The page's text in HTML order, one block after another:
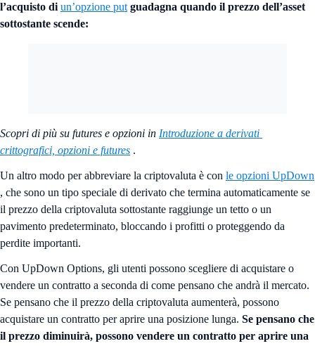
l’acquisto di un’opzione put guadagna quando il prezzo dell’asset
sottostante scende:
Scopri di più su futures e opzioni in Introduzione a derivati ​​
crittografici, opzioni e futures .
Un altro modo per abbreviare la criptovaluta è con le opzioni UpDown
, che sono un tipo speciale di derivato che termina automaticamente se
il prezzo della criptovaluta sottostante raggiunge un tetto o un
pavimento predeterminato, bloccando i profitti o proteggendo da
perdite importanti.
Con UpDown Options, gli utenti possono scegliere di acquistare o
vendere un contratto a seconda di come pensano che andrà il mercato.
Se pensano che il prezzo della criptovaluta aumenterà, possono
acquistare un contratto per aprire una posizione lunga. Se pensano che
il prezzo diminuirà, possono vendere un contratto per aprire una